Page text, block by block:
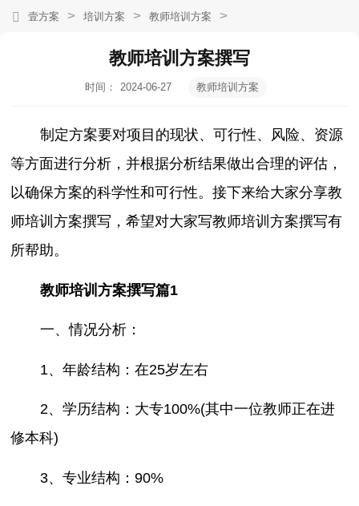
壹方案 > 培训方案 > 教师培训方案 >
教师培训方案撰写
时间：
2024-06-27
教师培训方案
制定方案要对项目的现状、可行性、风险、资源
等方面进行分析，并根据分析结果做出合理的评估，
以确保方案的科学性和可行性。接下来给大家分享教
师培训方案撰写，希望对大家写教师培训方案撰写有
所帮助。
教师培训方案撰写篇1
一、情况分析：
1、年龄结构：在25岁左右
2、学历结构：大专100%(其中一位教师正在进
修本科)
3、专业结构：90%